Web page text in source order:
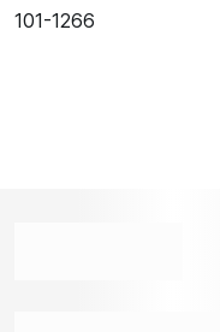
101-1266